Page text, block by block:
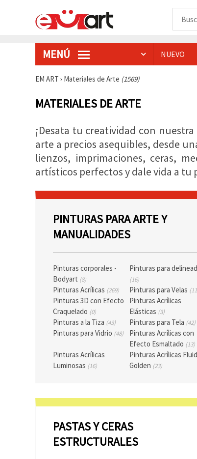
MENÚ NUEVO
EM ART › Materiales de Arte (1569)
MATERIALES DE ARTE
¡Desata tu creatividad con
arte a precios asequibles, desde
lienzos, imprimaciones, ceras,
artísticos perfectos y dale vida a tu
PINTURAS PARA ARTE Y
MANUALIDADES
Pinturas corporales -
Bodyart (8)
Pinturas para
(16)
Pinturas Acrílicas (269) Pinturas para Velas
Pinturas 3D con Efecto
Craquelado (0)
Pinturas Acrílicas
Elásticas (3)
Pinturas a la Tiza (43) Pinturas para Tela (42)
Pinturas para Vidrio (48)
Pinturas Acrílicas con
Efecto Esmaltado (13)
Pinturas Acrílicas
Luminosas (16)
Pinturas Acrílicas
Golden (23)
PASTAS Y CERAS
ESTRUCTURALES